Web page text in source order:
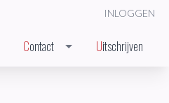
INLOGGEN
Contact Uitschrijven